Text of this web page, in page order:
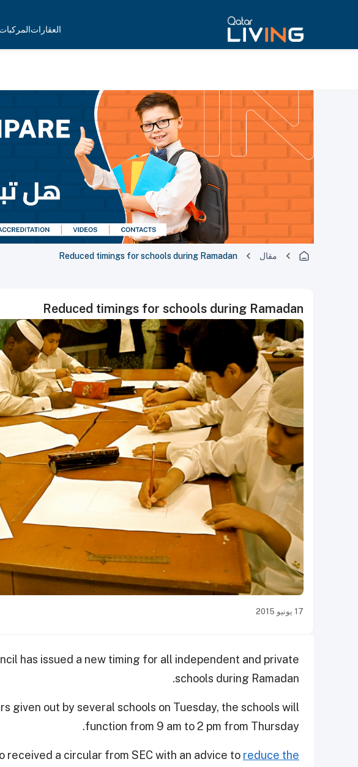
العقاراتالمركبات
مقال Reduced timings for schools during Ramadan
Reduced timings for schools during Ramadan
17 يونيو 2015
has issued a new timing for all independent and private
schools during Ramadan.
given out by several schools on Tuesday, the schools will
function from 9 am to 2 pm from Thursday.
received a circular from SEC with an advice to reduce the